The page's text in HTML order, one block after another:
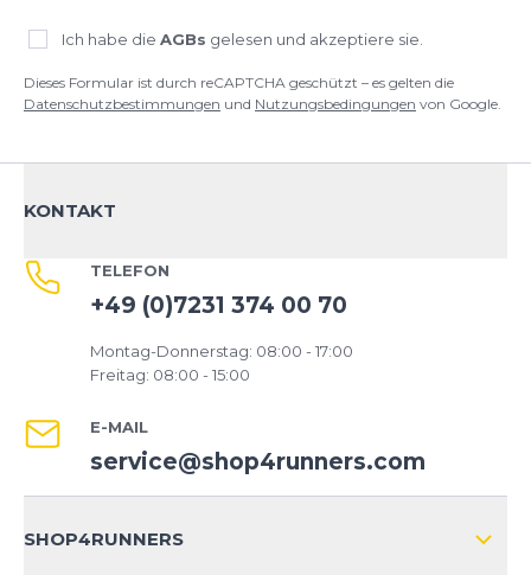
Ich habe die AGBs gelesen und akzeptiere sie.
Dieses Formular ist durch reCAPTCHA geschützt – es gelten die
Datenschutzbestimmungen und Nutzungsbedingungen von Google.
KONTAKT
TELEFON
+49 (0)7231 374 00 70
Montag-Donnerstag: 08:00 - 17:00
Freitag: 08:00 - 15:00
E-MAIL
service@shop4runners.com
SHOP4RUNNERS